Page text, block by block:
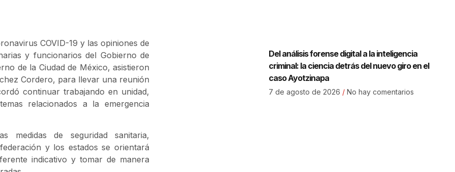
COVID-19 y las opiniones de
y funcionarios del Gobierno de
de la Ciudad de México, asistieron
Cordero, para llevar una reunión
continuar trabajando en unidad,
relacionados a la emergencia
medidas de seguridad sanitaria,
y los estados se orientará
indicativo y tomar de manera
Del análisis forense digital a la inteligencia
criminal: la ciencia detrás del nuevo giro en el
caso Ayotzinapa
7 de agosto de 2026 No hay comentarios